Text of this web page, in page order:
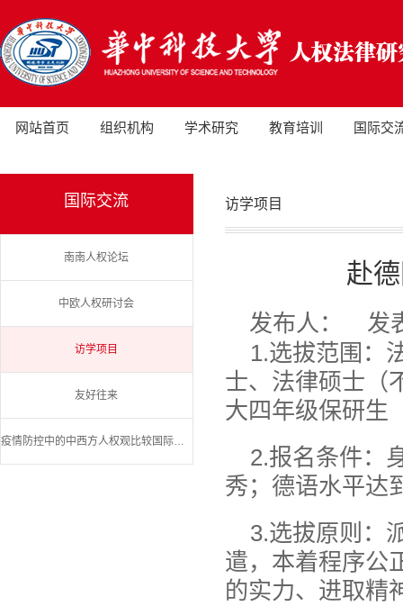
网站首页 组织机构 学术研究 教育培训 国际交
国际交流
南南人权论坛
中欧人权研讨会
访学项目
友好往来
疫情防控中的中西方人权观比较国际视频研讨会
访学项目
赴
发布人：
发
1.选拔范围：
士、法律硕士（
大四年级保研生
2.报名条件：
秀；德语水平达
3.选拔原则：
遣，本着程序公
的实力、进取精